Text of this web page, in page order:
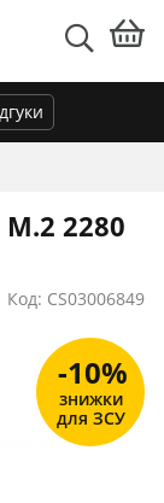
2280
Код: CS03006849
-10%
знижки
для ЗСУ